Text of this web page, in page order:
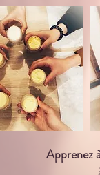
Apprenez